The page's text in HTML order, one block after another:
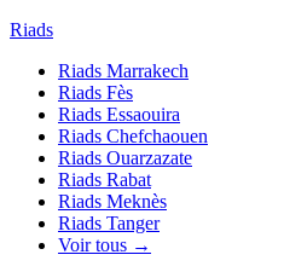
Riads
Riads Marrakech
Riads Fès
Riads Essaouira
Riads Chefchaouen
Riads Ouarzazate
Riads Rabat
Riads Meknès
Riads Tanger
Voir tous →